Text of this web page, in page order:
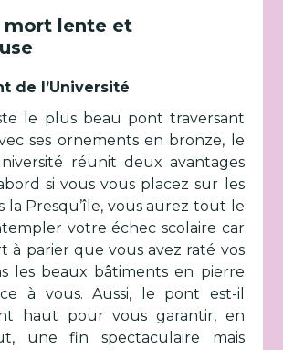
mort lente et
de l’Université
le plus beau pont traversant
ses ornements en bronze, le
réunit deux avantages
si vous vous placez sur les
la Presqu’île, vous aurez tout le
votre échec scolaire car
à parier que vous avez raté vos
les beaux bâtiments en pierre
à vous. Aussi, le pont est-il
haut pour vous garantir, en
une fin spectaculaire mais